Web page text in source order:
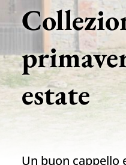
estate
Un buon cappello